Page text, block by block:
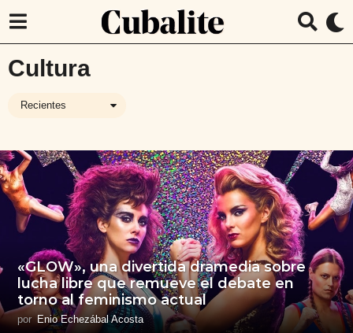
Cultura
Recientes
«GLOW», una divertida dramedia sobre
lucha libre que remueve el debate en
torno al feminismo actual
por Enio Echezábal Acosta